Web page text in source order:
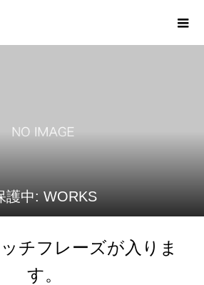
護中: WORKS
チフレーズが入りま
す。